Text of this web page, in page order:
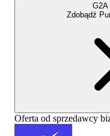
G2A
Zdobądź
Oferta od sprzedawcy